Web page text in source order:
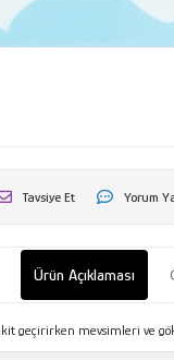
Tavsiye Et Yorum
Ürün Açıklaması
geçirirken mevsimleri ve